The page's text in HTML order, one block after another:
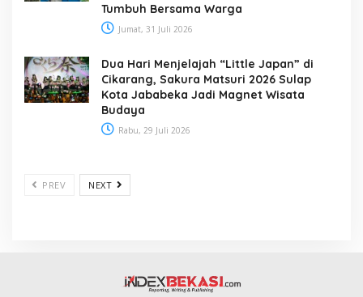
Tumbuh Bersama Warga
Jumat, 31 Juli 2026
Dua Hari Menjelajah “Little Japan” di
Cikarang, Sakura Matsuri 2026 Sulap
Kota Jababeka Jadi Magnet Wisata
Budaya
Rabu, 29 Juli 2026
PREV NEXT